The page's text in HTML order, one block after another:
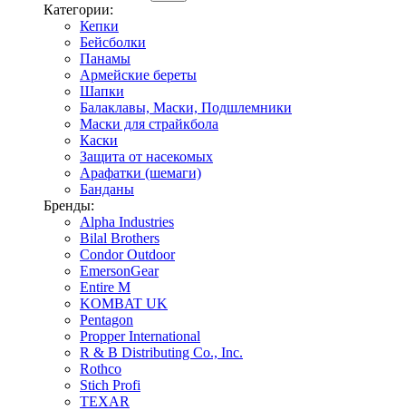
Категории:
Кепки
Бейсболки
Панамы
Армейские береты
Шапки
Балаклавы, Маски, Подшлемники
Маски для страйкбола
Каски
Защита от насекомых
Арафатки (шемаги)
Банданы
Бренды:
Alpha Industries
Bilal Brothers
Condor Outdoor
EmersonGear
Entire M
KOMBAT UK
Pentagon
Propper International
R & B Distributing Co., Inc.
Rothco
Stich Profi
TEXAR